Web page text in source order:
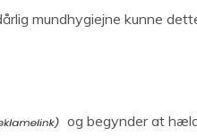
mundhygiejne kunne
og begynder at